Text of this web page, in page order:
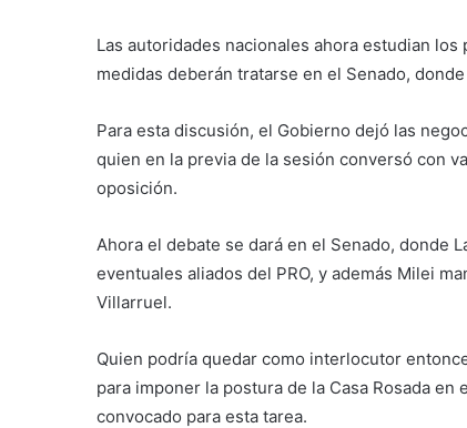
Las autoridades nacionales ahora estudian
medidas deberán tratarse en el Senado,
Para esta discusión, el Gobierno dejó las
quien en la previa de la sesión conversó con
oposición.
Ahora el debate se dará en el Senado, donde
eventuales aliados del PRO, y además Milei
Villarruel.
Quien podría quedar como interlocutor
para imponer la postura de la Casa Rosada
convocado para esta tarea.